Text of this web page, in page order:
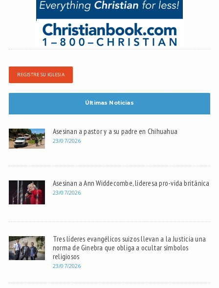
REGISTRE SU IGLESIA
Últimas Noticias
Asesinan a pastor y a su padre en Chihuahua
23/07/2026
Asesinan a Ann Widdecombe, lideresa pro-vida británica
23/07/2026
Tres líderes evangélicos suizos llevan a la Justicia una
norma de Ginebra que obliga a ocultar símbolos
religiosos
23/07/2026